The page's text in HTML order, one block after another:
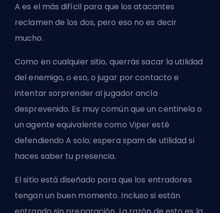
A es el más difícil para que los atacantes
reclamen de los dos, pero eso no es decir
mucho.
Como en cualquier sitio, querrás sacar la utilidad
del enemigo, o eso, o jugar por contacto e
intentar sorprender al jugador ancla
desprevenido. Es muy común que un centinela o
un agente equivalente como Viper esté
defendiendo A solo; espera spam de utilidad si
haces saber tu presencia.
El sitio está diseñado para que los entradores
tengan un buen momento. Incluso si están